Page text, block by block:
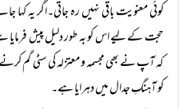
کوئی معنویت باقی نہیں رہ جاتی۔اگر یہ
حجت کے لیے اس کو بہ طور دلیل پیش فرمایا
کہ آپ نے بھی مجسمہ و معتزلہ کی سٹی گم
کو آہنگِ جدال میں دہرایا ہے۔